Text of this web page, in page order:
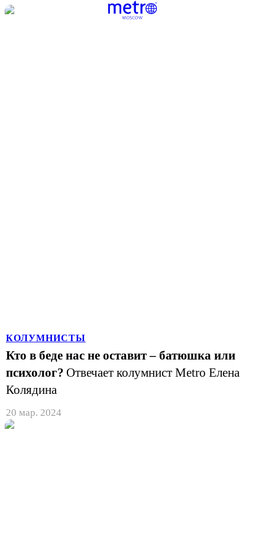
КОЛУМНИСТЫ
Кто в беде нас не оставит – батюшка или
психолог? Отвечает колумнист Metro Елена
Колядина
20 мар. 2024